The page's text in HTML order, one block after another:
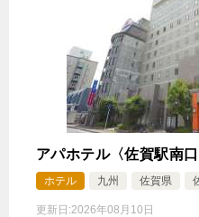
アパホテル〈佐賀駅南口
ホテル 九州 佐賀県
更新日:2026年08月10日